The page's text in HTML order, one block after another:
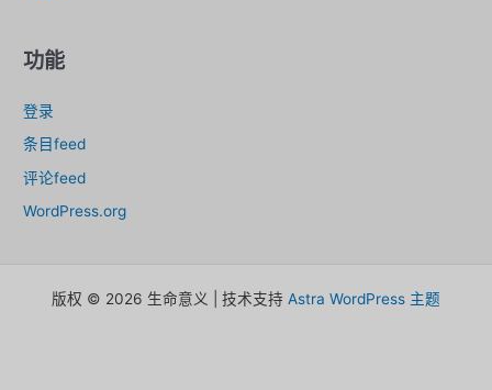
功能
登录
条目feed
评论feed
WordPress.org
版权 © 2026 生命意义 | 技术支持 Astra WordPress 主题